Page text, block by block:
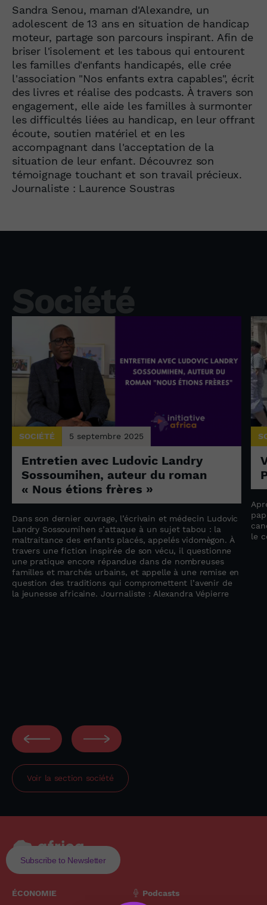
Sandra Senou, maman d'Alexandre, un
adolescent de 13 ans en situation de handicap
moteur, partage son parcours inspirant. Afin de
briser l'isolement et les tabous qui entourent
les familles d'enfants handicapés, elle crée
l'association "Nos enfants extra capables", écrit
des livres et réalise des podcasts. À travers son
engagement, elle aide les familles à surmonter
les difficultés liées au handicap, en leur offrant
écoute, soutien matériel et en les
accompagnant dans l'acceptation de la
situation de leur enfant. Découvrez son
témoignage touchant et son travail précieux.
Journaliste : Laurence Soustras
Société
SOCIÉTÉ 5 septembre 2025
Entretien avec Ludovic Landry
Sossoumihen, auteur du roman
« Nous étions frères »
Dans son dernier ouvrage, l’écrivain et médecin Ludovic
Landry Sossoumihen s’attaque à un sujet tabou : la
maltraitance des enfants placés, appelés vidomègon. À
travers une fiction inspirée de son vécu, il questionne
une pratique encore répandue dans de nombreuses
familles et marchés urbains, et appelle à une remise en
question des traditions qui compromettent l’avenir de
la jeunesse africaine. Journaliste : Alexandra Vépierre
le
Voir la section société
Subscribe to Newsletter
ÉCONOMIE Podcasts